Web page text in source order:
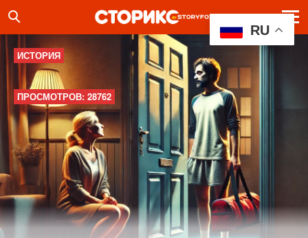
ИСТОРИЯ
ПРОСМОТРОВ: 28762
RU